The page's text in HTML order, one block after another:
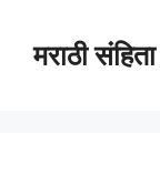
contentमराठी संहिता